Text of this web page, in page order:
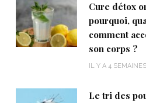
Cure détox
pourquoi,
comment
son corps ?
IL Y A 4 SEMAINES
Le tri des